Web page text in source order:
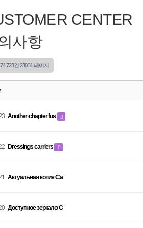
CENTER
사항
건23081 페이지
Another chapter fus
Dressings carriers
Актуальная копия Ca
Доступное зеркало C